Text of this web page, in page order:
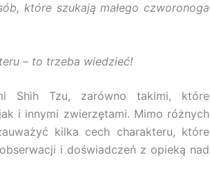
które szukają małego czworonoga
– to trzeba wiedzieć!
Shih Tzu, zarówno takimi, które
i innymi zwierzętami. Mimo różnych
kilka cech charakteru, które
i doświadczeń z opieką nad